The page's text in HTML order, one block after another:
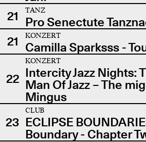
21
TANZ
Pro Senectute
21
KONZERT
Camilla Sparksss -
22
KONZERT
Intercity Jazz Nights:
Man Of Jazz – The
Mingus
23
CLUB
ECLIPSE
Boundary - Chapter